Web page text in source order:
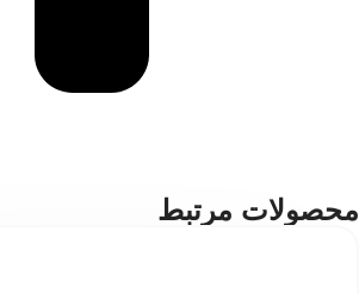
محصولات مرتبط